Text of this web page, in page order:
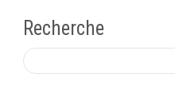
Recherche